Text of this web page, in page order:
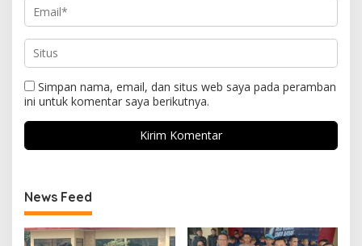
Simpan nama, email, dan situs web saya pada peramban
ini untuk komentar saya berikutnya.
News Feed